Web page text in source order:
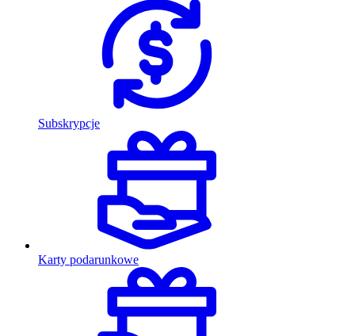
Subskrypcje
Karty podarunkowe